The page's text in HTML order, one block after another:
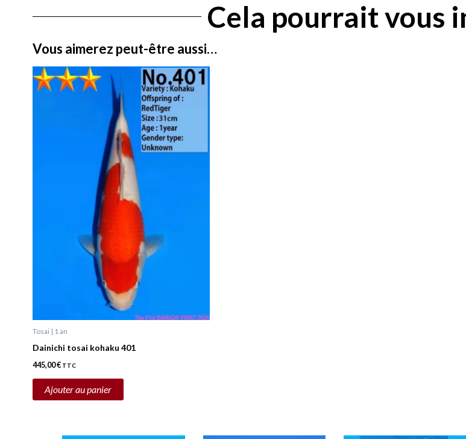
Cela pourrait vous
Vous aimerez peut-être aussi…
Tosai | 1 an
Dainichi tosai kohaku 401
445,00€ TTC
Ajouter au panier